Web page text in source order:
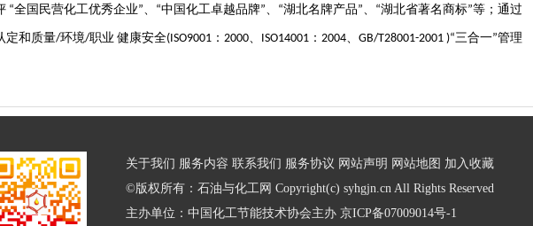
“全国民营化工优秀企业”、 “中国化工卓越品牌”、 “湖北名牌产品”、 “湖北省著名商标”等；通过
定和质量/环境/职业 健康安全(ISO9001 ： 2000、 ISO14001 ： 2004、 GB/T28001-2001 )“三合一”管理
关于我们 服务内容 联系我们 服务协议 网站声明 网站地图 加入收藏
©版权所有：石油与化工网 Copyright(c) syhgjn.cn All Rights Reserved
主办单位：中国化工节能技术协会主办 京ICP备07009014号-1